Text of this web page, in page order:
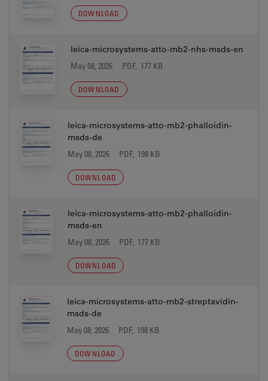
DOWNLOAD
leica-microsystems-atto-mb2-nhs-msds-en
May 08, 2026 PDF, 177 KB
DOWNLOAD
leica-microsystems-atto-mb2-phalloidin-
msds-de
May 08, 2026 PDF, 198 KB
DOWNLOAD
leica-microsystems-atto-mb2-phalloidin-
msds-en
May 08, 2026 PDF, 177 KB
DOWNLOAD
leica-microsystems-atto-mb2-streptavidin-
msds-de
May 08, 2026 PDF, 198 KB
DOWNLOAD